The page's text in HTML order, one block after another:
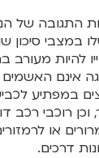
התגובה של
במצבי סיכון
להיות מעורב
אינם האשמים
במפתיע
רוכבי רכב
או
דרכים.